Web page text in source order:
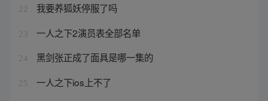
22 我要养狐妖停服了吗
23 一人之下2演员表全部名单
24 黑剑张正成了面具是哪一集的
25
一人之下ios上不了